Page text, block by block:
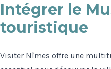
Intégrer le
touristique
Visiter Nîmes offre une